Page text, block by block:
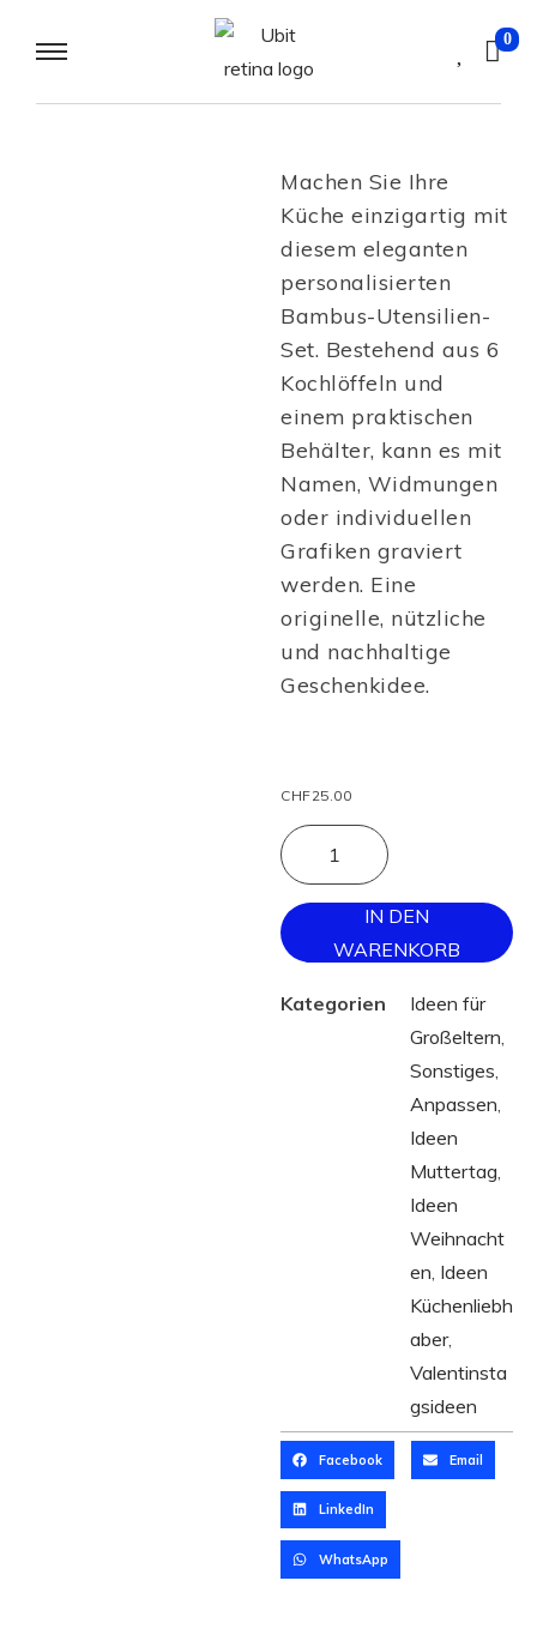
0
Machen Sie Ihre
Küche einzigartig mit
diesem eleganten
personalisierten
Bambus-Utensilien-
Set. Bestehend aus 6
Kochlöffeln und
einem praktischen
Behälter, kann es mit
Namen, Widmungen
oder individuellen
Grafiken graviert
werden. Eine
originelle, nützliche
und nachhaltige
Geschenkidee.
CHF25.00
IN DEN
WARENKORB
Kategorien
Ideen für
Großeltern,
Sonstiges,
Anpassen,
Ideen
Muttertag,
Ideen
Weihnacht
en, Ideen
Küchenliebh
aber,
Valentinsta
gsideen
Facebook Email
LinkedIn
WhatsApp